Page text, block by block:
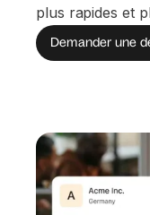
plus rapides et
Demander une